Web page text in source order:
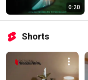
0:20
Shorts